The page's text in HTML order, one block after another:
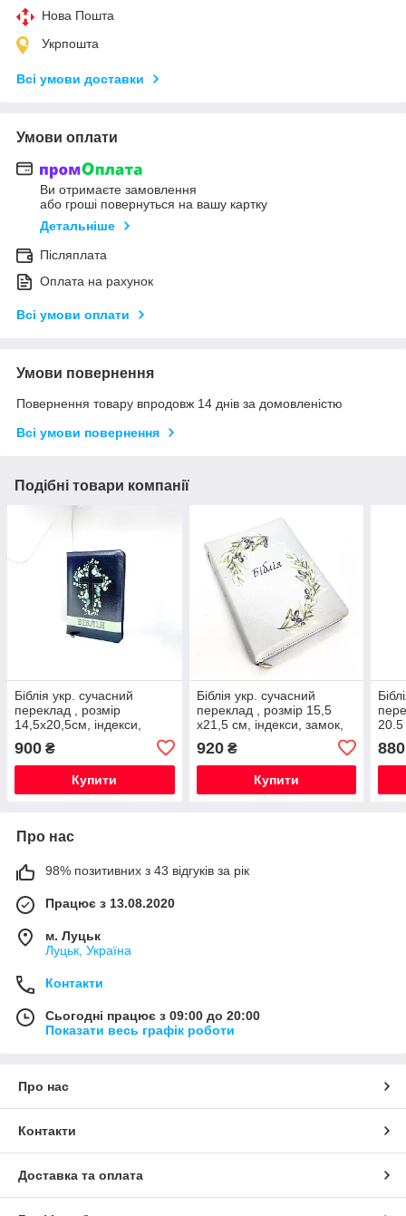
Нова Пошта
Укрпошта
Всі умови доставки
Умови оплати
Ви отримаєте замовлення
або гроші повернуться на вашу картку
Детальніше
Післяплата
Оплата на рахунок
Всі умови оплати
Умови повернення
Повернення товару впродовж 14 днів за домовленістю
Всі умови повернення
Подібні товари компанії
Біблія укр. сучасний
переклад , розмір
14,5х20,5см, індекси,
900 ₴
Купити
Біблія укр. сучасний
переклад , розмір 15,5
х21,5 см, індекси, замок,
920₴
Купити
20.5
880
Про нас
98% позитивних з 43 відгуків за рік
Працює з 13.08.2020
м. Луцьк
Луцьк, Україна
Контакти
Сьогодні працює з 09:00 до 20:00
Показати весь графік роботи
Про нас
Контакти
Доставка та оплата